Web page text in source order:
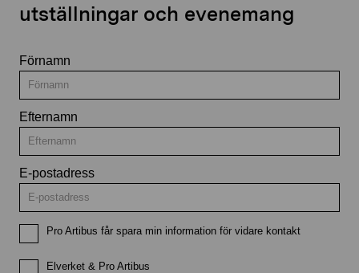
utställningar och evenemang
Förnamn
Efternamn
E-postadress
Pro Artibus får spara min information för vidare kontakt
Elverket & Pro Artibus